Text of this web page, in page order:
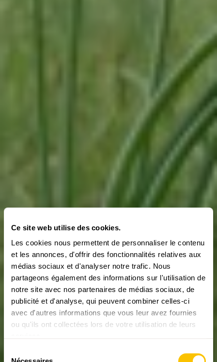
Ce site web utilise des cookies.
Les cookies nous permettent de personnaliser le contenu
et les annonces, d'offrir des fonctionnalités relatives aux
médias sociaux et d'analyser notre trafic. Nous
partageons également des informations sur l'utilisation de
notre site avec nos partenaires de médias sociaux, de
publicité et d'analyse, qui peuvent combiner celles-ci
avec d'autres informations que vous leur avez fournies
ou qu'ils ont collectées lors de votre utilisation de leurs
VIDÉOS
Samnaun GR: